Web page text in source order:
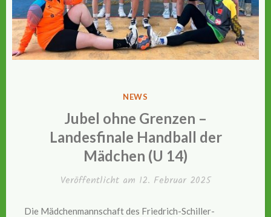
VERÖFFENTLICHT
NEWS
Jubel ohne Grenzen –
Landesfinale Handball der
Mädchen (U 14)
Veröffentlicht am 12. Februar 2025
Die Mädchenmannschaft des Friedrich-Schiller-